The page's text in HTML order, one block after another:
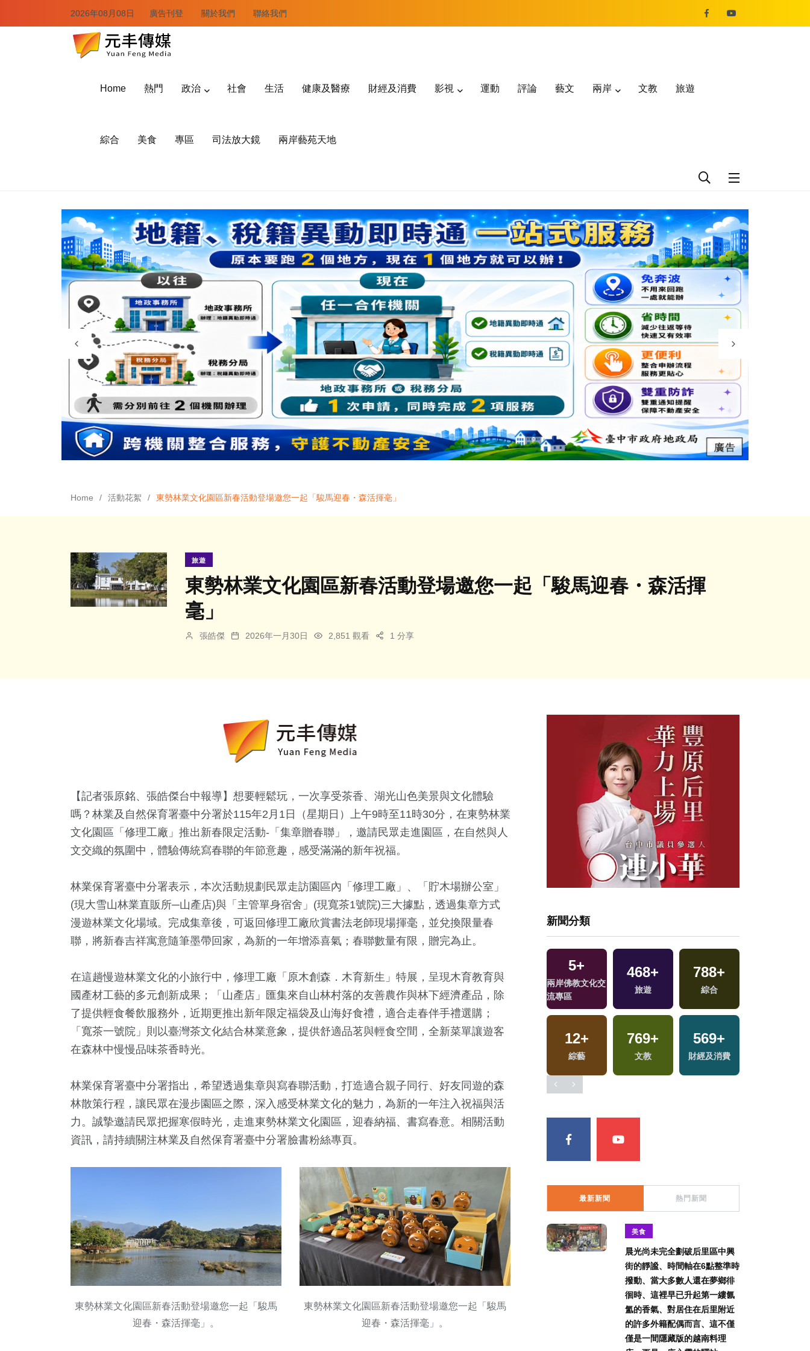
2026年08月08日 廣告刊登 關於我們 聯絡我們
Home 熱門 政治 社會 生活 健康及醫療 財經及消費 影視 運動 評論 藝文 兩岸 文教 旅遊
綜合 美食 專區 司法放大鏡 兩岸藝苑天地
Home 活動花絮 東勢林業文化園區新春活動登場邀您一起「駿馬迎春・森活揮毫」
旅遊
東勢林業文化園區新春活動登場邀您一起「駿馬迎春・森活揮
毫」
張皓傑 2026年一月30日 2,851 觀看 1 分享
【記者張原銘、張皓傑台中報導】想要輕鬆玩，一次享受茶香、湖光山色美景與文化體驗
嗎？林業及自然保育署臺中分署於115年2月1日（星期日）上午9時至11時30分，在東勢林業
文化園區「修理工廠」推出新春限定活動-「集章贈春聯」，邀請民眾走進園區，在自然與人
文交織的氛圍中，體驗傳統寫春聯的年節意趣，感受滿滿的新年祝福。
林業保育署臺中分署表示，本次活動規劃民眾走訪園區內「修理工廠」、「貯木場辦公室」
(現大雪山林業直販所─山產店)與「主管單身宿舍」(現寬茶1號院)三大據點，透過集章方式
漫遊林業文化場域。完成集章後，可返回修理工廠欣賞書法老師現場揮毫，並兌換限量春
聯，將新春吉祥寓意隨筆墨帶回家，為新的一年增添喜氣；春聯數量有限，贈完為止。
在這趟慢遊林業文化的小旅行中，修理工廠「原木創森．木育新生」特展，呈現木育教育與
國產材工藝的多元創新成果；「山產店」匯集來自山林村落的友善農作與林下經濟產品，除
了提供輕食餐飲服務外，近期更推出新年限定福袋及山海好食禮，適合走春伴手禮選購；
「寬茶一號院」則以臺灣茶文化結合林業意象，提供舒適品茗與輕食空間，全新菜單讓遊客
在森林中慢慢品味茶香時光。
林業保育署臺中分署指出，希望透過集章與寫春聯活動，打造適合親子同行、好友同遊的森
林散策行程，讓民眾在漫步園區之際，深入感受林業文化的魅力，為新的一年注入祝福與活
力。誠摯邀請民眾把握寒假時光，走進東勢林業文化園區，迎春納福、書寫春意。相關活動
資訊，請持續關注林業及自然保育署臺中分署臉書粉絲專頁。
東勢林業文化園區新春活動登場邀您一起「駿馬
迎春・森活揮毫」。
東勢林業文化園區新春活動登場邀您一起「駿馬
迎春・森活揮毫」。
新聞分類
651+
健康及醫療
13+
演唱會
306+
藝文
1566+
社會
15+
海峽論壇專區
38
2024立委選戰
兩岸道教文化交
流專區
1254
21+ 200+
5+
兩岸佛教文化交
流專區
468+
旅遊
788+
綜合
12+
綜藝
769+
文教
569+
財經及消費
最新新聞 熱門新聞
美食
晨光尚未完全劃破后里區中興
街的靜謐、時間軸在6點整準時
撥動、當大多數人還在夢鄉徘
徊時、這裡早已升起第一縷氤
氳的香氣、對居住在后里附近
的許多外籍配偶而言、這不僅
僅是一間隱藏版的越南料理